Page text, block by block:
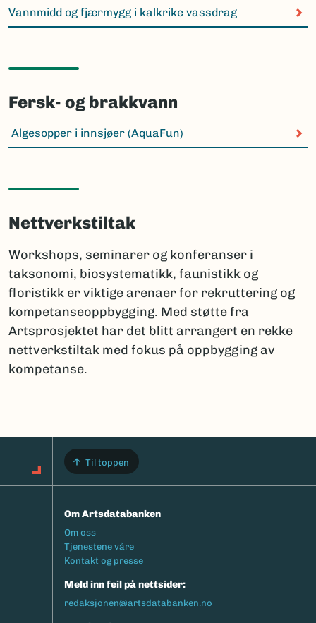
Vannmidd og fjærmygg i kalkrike vassdrag
Fersk- og brakkvann
Algesopper i innsjøer (AquaFun)
Nettverkstiltak
Workshops, seminarer og konferanser i
taksonomi, biosystematikk, faunistikk og
floristikk er viktige arenaer for rekruttering og
kompetanseoppbygging. Med støtte fra
Artsprosjektet har det blitt arrangert en rekke
nettverkstiltak med fokus på oppbygging av
kompetanse.
Til toppen
Om Artsdatabanken
Footermeny
Om oss
Tjenestene våre
Kontakt og presse
Meld inn feil på nettsider:
redaksjonen@artsdatabanken.no